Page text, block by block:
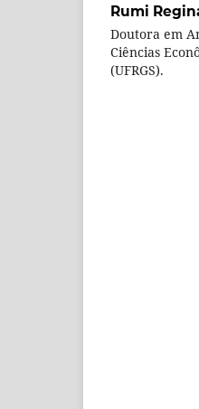
Rumi
Doutora em
Ciências
(UFRGS).